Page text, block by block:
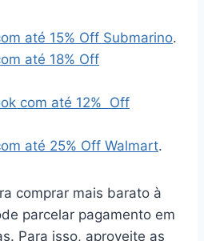
até 15% Off Submarino.
até 18% Off
com até 12% Off
até 25% Off Walmart.
comprar mais barato à
parcelar pagamento em
Para isso, aproveite as